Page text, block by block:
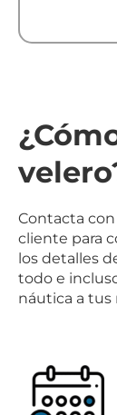
Contacta
cliente para
los detalles
todo e
náutica a tus